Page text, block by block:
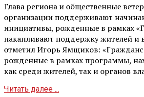
Глава региона и общественные
организации поддерживают
инициативы, рожденные в рамках
накапливают поддержку жителей и
отметил Игорь Ямщиков:
рожденные в рамках программы,
как среди жителей, так и органов
Читать далее ...